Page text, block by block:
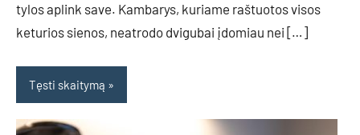
tylos aplink save. Kambarys, kuriame raštuotos visos
keturios sienos, neatrodo dvigubai įdomiau nei […]
Tęsti skaitymą